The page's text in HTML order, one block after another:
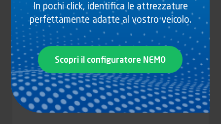
In pochi click, identifica le attrezzature
perfettamente adatte al vostro veicolo.
Scopri il configuratore NEMO